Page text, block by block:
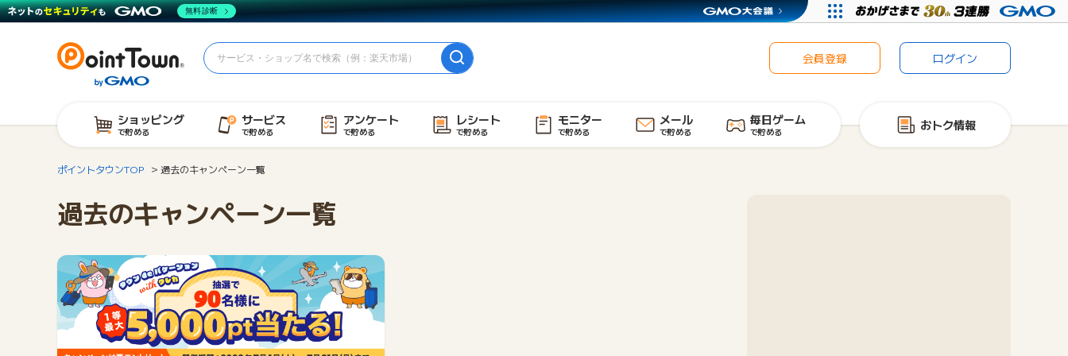
会員登録 ログイン
ショッピング
で貯める
サービス
で貯める
アンケート
で貯める
レシート
で貯める
モニター
で貯める
メール
で貯める
毎日ゲーム
で貯める おトク情報
ポイントタウンTOP 過去のキャンペーン一覧
過去のキャンペーン一覧
無料診断